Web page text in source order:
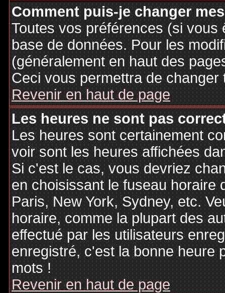
Comment puis-je changer
Toutes vos préférences (si
base de données. Pour les
(généralement en haut des
Ceci vous permettra de
Revenir en haut de page
Les heures ne sont pas
Les heures sont certainement
voir sont les heures affichées
Si c'est le cas, vous devriez
en choisissant le fuseau horaire
Paris, New York, Sydney, etc.
horaire, comme la plupart des
effectué par les utilisateurs
enregistré, c'est la bonne heure
mots !
Revenir en haut de page